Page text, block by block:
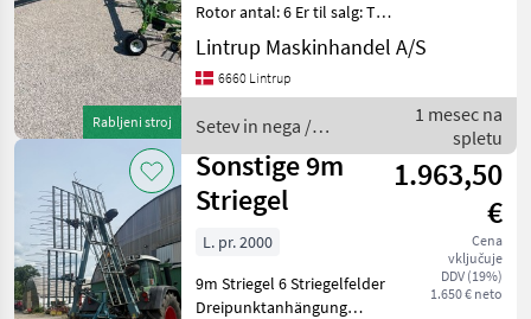
Rabljeni stroj
Rotor antal: 6 Er til salg: Til
salg nu Arbejdsbredde:
1900 cm Krone Swadro
2000 der har en
meter. Den ha
Lintrup Maskinhandel A/S
6660 Lintrup
Setev in nega /
Sonstige
1 mesec na
spletu
Sonstige 9m
Striegel
1.963,50
€
Cena
vključuje
DDV (19%)
1.650 € neto
L. pr. 2000
9m Striegel 6 Striegelfelder
Dreipunktanhängung